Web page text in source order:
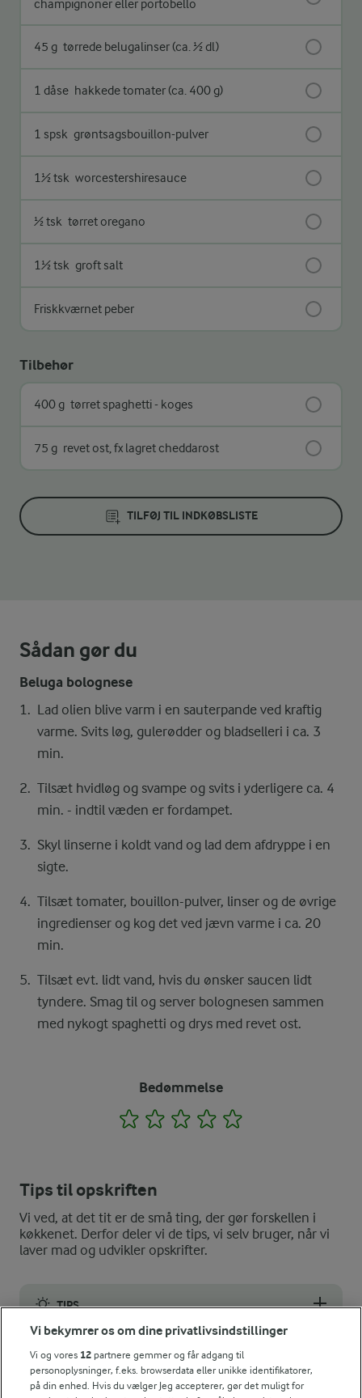
champignoner eller portobello
45 g tørrede belugalinser (ca. ½ dl)
1 dåse hakkede tomater (ca. 400 g)
1 spsk grøntsagsbouillon-pulver
1½ tsk worcestershiresauce
½ tsk tørret oregano
1½ tsk groft salt
Friskkværnet peber
Tilbehør
400 g tørret spaghetti - koges
75 g revet ost, fx lagret cheddarost
TILFØJ TIL INDKØBSLISTE
Sådan gør du
Beluga bolognese
Lad olien blive varm i en sauterpande ved kraftig
varme. Svits løg, gulerødder og bladselleri i ca. 3
min.
Tilsæt hvidløg og svampe og svits i yderligere ca. 4
min. - indtil væden er fordampet.
Skyl linserne i koldt vand og lad dem afdryppe i en
sigte.
Tilsæt tomater, bouillon-pulver, linser og de øvrige
ingredienser og kog det ved jævn varme i ca. 20
min.
Tilsæt evt. lidt vand, hvis du ønsker saucen lidt
tyndere. Smag til og server bolognesen sammen
med nykogt spaghetti og drys med revet ost.
Bedømmelse
1 2 3 4
Tips til opskriften
Vi ved, at det tit er de små ting, der gør forskellen i
køkkenet. Derfor deler vi de tips, vi selv bruger, når vi
laver mad og udvikler opskrifter.
TIPS
Skal det gå hurtigt kan du hakke løg, gulerødder, bladselleri
NÆRINGSINDHOLD, PR 100 G
Vi bekymrer os om dine privatlivsindstillinger
Vi og vores 12 partnere gemmer og får adgang til
personoplysninger, f.eks. browserdata eller unikke identifikatorer,
på din enhed. Hvis du vælger Jeg accepterer, gør det muligt for